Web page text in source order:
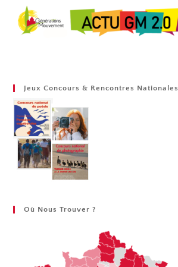
Jeux Concours & Rencontres Nationales
Où Nous Trouver ?